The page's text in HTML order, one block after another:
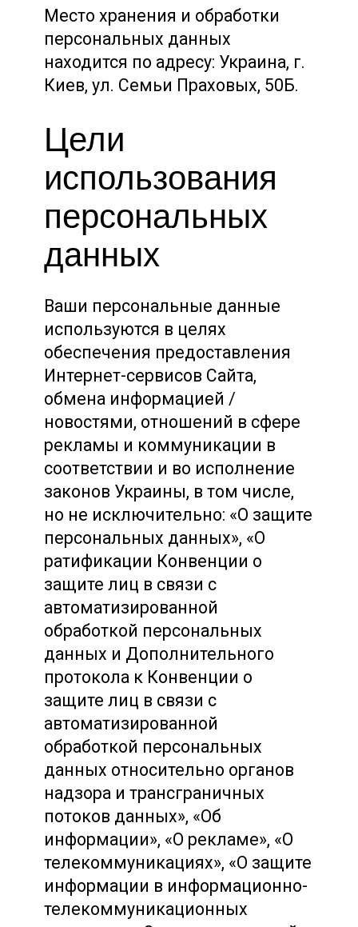
Место хранения и обработки
персональных данных
находится по адресу: Украина, г.
Киев, ул. Семьи Праховых, 50Б.
Цели
использования
персональных
данных
Ваши персональные данные
используются в целях
обеспечения предоставления
Интернет-сервисов Сайта,
обмена информацией /
новостями, отношений в сфере
рекламы и коммуникации в
соответствии и во исполнение
законов Украины, в том числе,
но не исключительно: «О защите
персональных данных», «О
ратификации Конвенции о
защите лиц в связи с
автоматизированной
обработкой персональных
данных и Дополнительного
протокола к Конвенции о
защите лиц в связи с
автоматизированной
обработкой персональных
данных относительно органов
надзора и трансграничных
потоков данных», «Об
информации», «О рекламе», «О
телекоммуникациях», «О защите
информации в информационно-
телекоммуникационных